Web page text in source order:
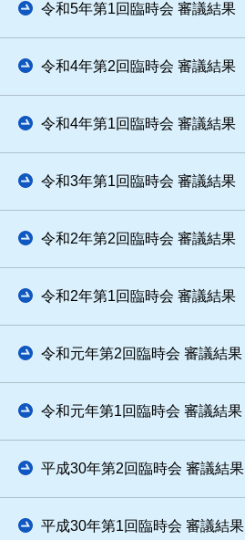
令和5年第1回臨時会 審議結果
令和4年第2回臨時会 審議結果
令和4年第1回臨時会 審議結果
令和3年第1回臨時会 審議結果
令和2年第2回臨時会 審議結果
令和2年第1回臨時会 審議結果
令和元年第2回臨時会 審議結果
令和元年第1回臨時会 審議結果
平成30年第2回臨時会 審議結果
平成30年第1回臨時会 審議結果